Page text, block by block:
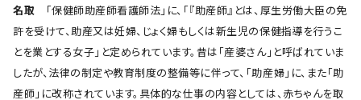
名取 「保健師助産師看護師法」に、「『助産師』とは、厚生労働大臣の免
許を受けて、助産又は妊婦、じょく婦もしくは新生児の保健指導を行うこ
とを業とする女子」と定められています。昔は「産婆さん」と呼ばれていま
したが、法律の制定や教育制度の整備等に伴って、「助産婦」に、また「助
産師」に改称されています。具体的な仕事の内容としては、赤ちゃんを取